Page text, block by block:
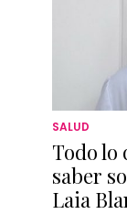
SALUD
Todo lo
saber
Laia